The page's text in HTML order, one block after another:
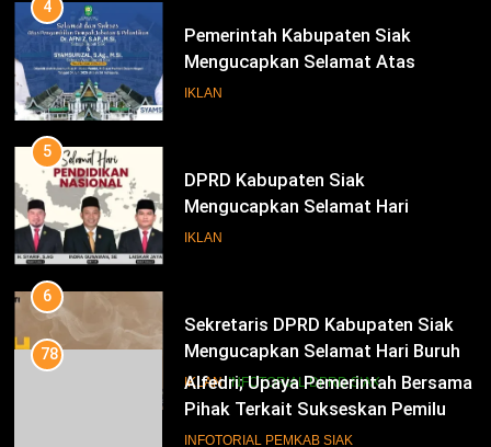
4
Pemerintah Kabupaten Siak
Mengucapkan Selamat Atas
Pengambilan Sumpah Jabatan
IKLAN
5
DPRD Kabupaten Siak
Mengucapkan Selamat Hari
Pendidikan Nasional
IKLAN
6
Sekretaris DPRD Kabupaten Siak
Mengucapkan Selamat Hari Buruh
IKLAN INFOTORIAL DPRD SIAK
78
Alfedri; Upaya Pemerintah Bersama
Pihak Terkait Sukseskan Pemilu
2024
INFOTORIAL PEMKAB SIAK